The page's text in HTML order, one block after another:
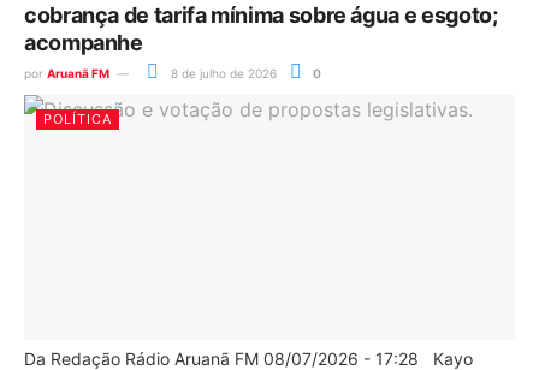
cobrança de tarifa mínima sobre água e esgoto;
acompanhe
por Aruanã FM 8 de julho de 2026 0
POLÍTICA
Da Redação Rádio Aruanã FM 08/07/2026 - 17:28 Kayo